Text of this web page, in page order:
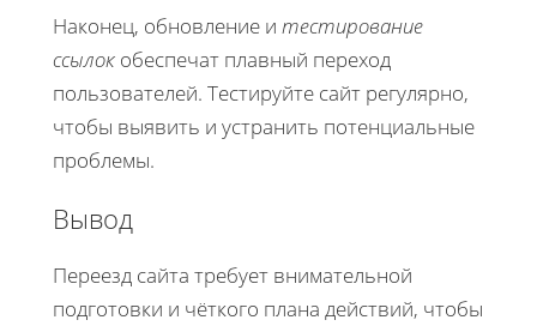
Наконец, обновление и тестирование
ссылок обеспечат плавный переход
пользователей. Тестируйте сайт регулярно,
чтобы выявить и устранить потенциальные
проблемы.
Вывод
Переезд сайта требует внимательной
подготовки и чёткого плана действий, чтобы